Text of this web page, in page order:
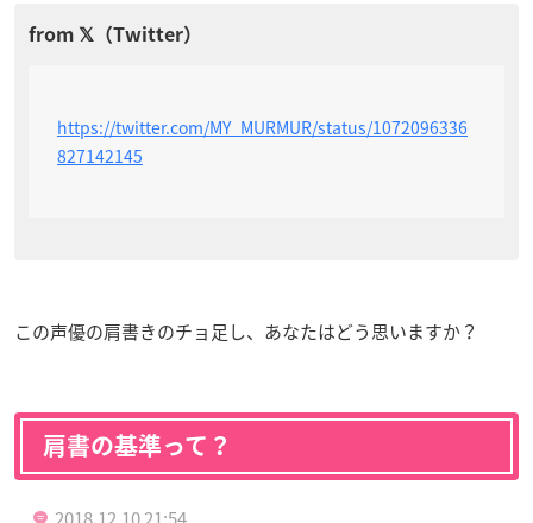
https://twitter.com/MY_MURMUR/status/1072096336
827142145
この声優の肩書きのチョ足し、あなたはどう思いますか？
肩書の基準って？
2018.12.10 21:54